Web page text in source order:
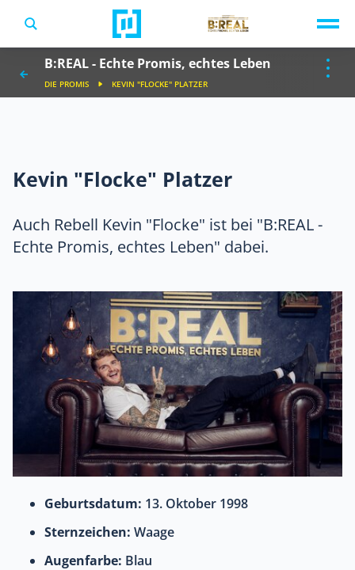
B:REAL - Echte Promis, echtes Leben
DIE PROMIS KEVIN "FLOCKE" PLATZER
Kevin "Flocke" Platzer
Auch Rebell Kevin "Flocke" ist bei "B:REAL -
Echte Promis, echtes Leben" dabei.
Geburtsdatum: 13. Oktober 1998
Sternzeichen: Waage
Augenfarbe: Blau